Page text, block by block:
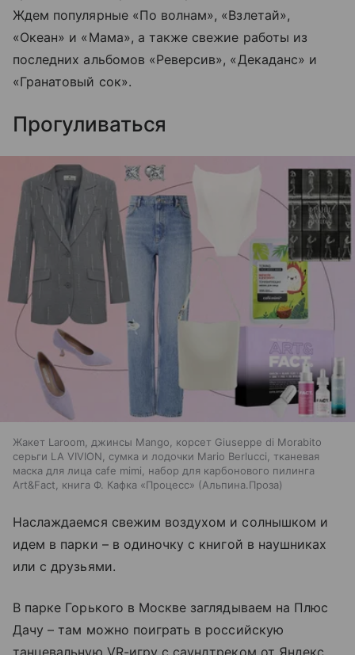
Ждем популярные «По волнам», «Взлетай»,
«Океан» и «Мама», а также свежие работы из
последних альбомов «Реверсив», «Декаданс» и
«Гранатовый сок».
Прогуливаться
Жакет Laroom, джинсы Mango, корсет Giuseppe di Morabito
серьги LA VIVION, сумка и лодочки Mario Berlucci, тканевая
маска для лица cafe mimi, набор для карбонового пилинга
Art&Fact, книга Ф. Кафка «Процесс» (Альпина.Проза)
Наслаждаемся свежим воздухом и солнышком и
идем в парки – в одиночку с книгой в наушниках
или с друзьями.
В парке Горького в Москве заглядываем на Плюс
Дачу – там можно поиграть в российскую